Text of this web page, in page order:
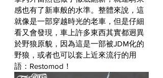
感也有了新車般的水準。整體來說，這
就像是一部穿越時光的老車，但是仔細
看又會發現，車上許多東西其實都迥異
於野狼原貌，因為這是一部被JDM化的
野狼，或者也可以套上近來流行的用
語：Restomod！